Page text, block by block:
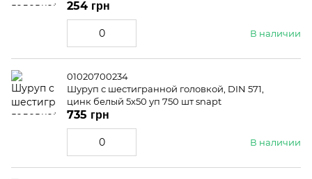
В наличии
254 грн
01020700234
Шуруп с шестигранной головкой, DIN 571,
цинк белый 5x50 уп 750 шт snapt
В наличии
735 грн